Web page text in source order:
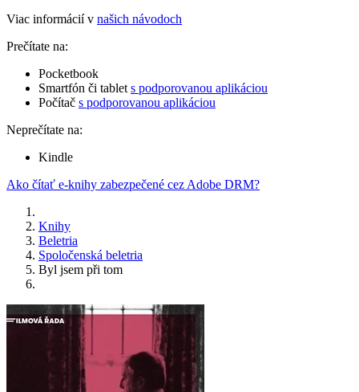
Viac informácií v našich návodoch
Prečítate na:
Pocketbook
Smartfón či tablet s podporovanou aplikáciou
Počítač s podporovanou aplikáciou
Neprečítate na:
Kindle
Ako čítať e-knihy zabezpečené cez Adobe DRM?
Knihy
Beletria
Spoločenská beletria
Byl jsem při tom